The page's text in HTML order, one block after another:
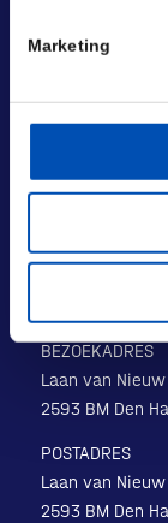
Marketing
BEZOEKADRES
Laan van
2593 BM Den
POSTADRES
Laan van
2593 BM Den